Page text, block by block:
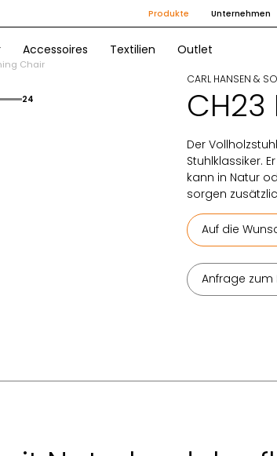
Produkte Unternehmen
Accessoires Textilien Outlet
Chair
24
CARL HANSEN &
Der
Stuhlklassiker.
kann in Natur
sorgen
Auf die
Anfrage zum